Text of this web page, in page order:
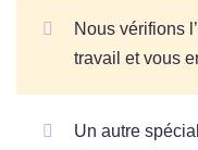
Nous vérifions
travail et vous
Un autre